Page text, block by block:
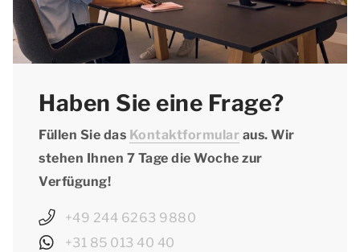
Haben Sie eine Frage?
Füllen Sie das Kontaktformular aus. Wir
stehen Ihnen 7 Tage die Woche zur
Verfügung!
+49 244 6263 9880
+31 85 013 40 40